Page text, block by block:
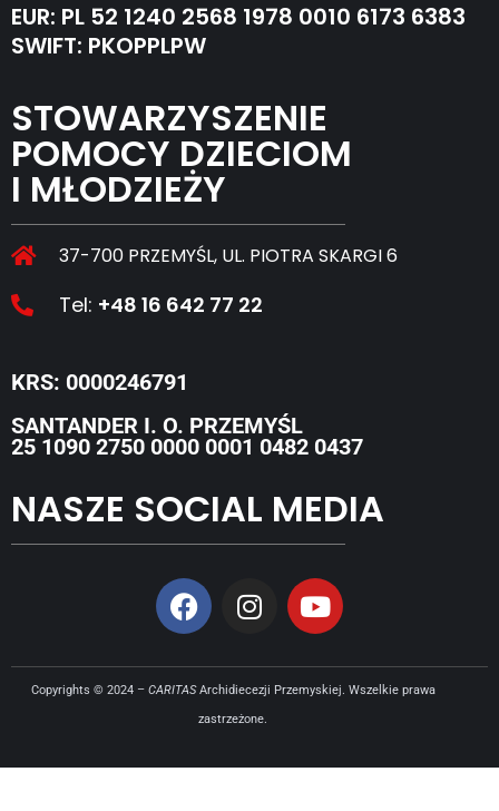
EUR: PL 52 1240 2568 1978 0010 6173 6383
SWIFT: PKOPPLPW
STOWARZYSZENIE
POMOCY DZIECIOM
I MŁODZIEŻY
37-700 PRZEMYŚL, UL. PIOTRA SKARGI 6
Tel: +48 16 642 77 22
KRS: 0000246791
SANTANDER I. O. PRZEMYŚL
25 1090 2750 0000 0001 0482 0437
NASZE SOCIAL MEDIA
Copyrights © 2024 – CARITASArchidiecezji Przemyskiej. Wszelkie prawa
zastrzeżone.